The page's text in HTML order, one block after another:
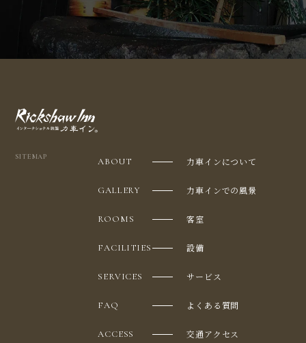
SITEMAP ABOUT 力車インについて
GALLERY 力車インでの風景
ROOMS 客室
FACILITIES 設備
SERVICES サービス
FAQ よくある質問
ACCESS 交通アクセス